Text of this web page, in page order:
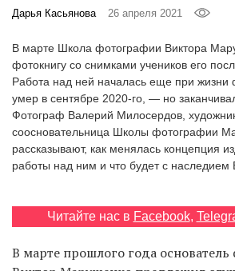
Дарья Касьянова 26 апреля 2021
В марте Школа фотографии Виктора
фотокнигу со снимками учеников его
Работа над ней началась еще при
умер в сентябре 2020-го, — но
Фотограф Валерий Милосердов,
соосновательница Школы фотографии
рассказывают, как менялась концепция
работы над ним и что будет с
Читайте нас в Facebook,
В марте прошлого года